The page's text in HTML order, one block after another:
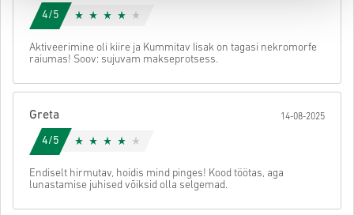
4/5
Aktiveerimine oli kiire ja Kummitav Iisak on tagasi nekromorfe
raiumas! Soov: sujuvam makseprotsess.
Greta 14-08-2025
4/5
Endiselt hirmutav, hoidis mind pinges! Kood töötas, aga
lunastamise juhised võiksid olla selgemad.